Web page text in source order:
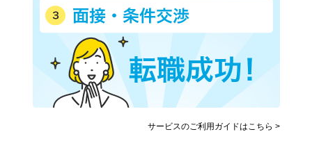
サービスのご利用ガイドはこちら >